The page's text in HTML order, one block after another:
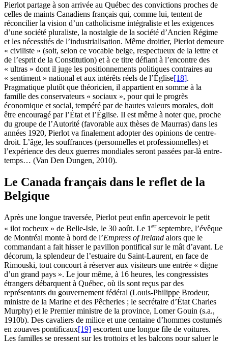
Pierlot partage à son arrivée au Québec des convictions proches de
celles de maints Canadiens français qui, comme lui, tentent de
réconcilier la vision d’un catholicisme intégraliste et les exigences
d’une société pluraliste, la nostalgie de la société d’Ancien Régime
et les nécessités de l’industrialisation. Même droitier, Pierlot demeure
« civiliste » (soit, selon ce vocable belge, respectueux de la lettre et
de l’esprit de la Constitution) et à ce titre défiant à l’encontre des
« ultras » dont il juge les positionnements politiques contraires au
« sentiment » national et aux intérêts réels de l’Église[18].
Pragmatique plutôt que théoricien, il appartient en somme à la
famille des conservateurs « sociaux », pour qui le progrès
économique et social, tempéré par de hautes valeurs morales, doit
être encouragé par l’État et l’Église. Il est même à noter que, proche
du groupe de l’Autorité (favorable aux thèses de Maurras) dans les
années 1920, Pierlot va finalement adopter des opinions de centre-
droit. L’âge, les souffrances (personnelles et professionnelles) et
l’expérience des deux guerres mondiales seront passées par-là entre-
temps… (Van Den Dungen, 2010).
Le Canada français dans le reflet de la
Belgique
Après une longue traversée, Pierlot peut enfin apercevoir le petit
« ilot rocheux » de Belle-Isle, le 30 août. Le 1erseptembre, l’évêque
de Montréal monte à bord de l’Empress of Ireland alors que le
commandant a fait hisser le pavillon pontifical sur le mât d’avant. Le
décorum, la splendeur de l’estuaire du Saint-Laurent, en face de
Rimouski, tout concourt à réserver aux visiteurs une entrée « digne
d’un grand pays ». Le jour même, à 16 heures, les congressistes
étrangers débarquent à Québec, où ils sont reçus par des
représentants du gouvernement fédéral (Louis-Philippe Brodeur,
ministre de la Marine et des Pêcheries ; le secrétaire d’État Charles
Murphy) et le Premier ministre de la province, Lomer Gouin (s.a.,
1910b). Des cavaliers de milice et une centaine d’hommes costumés
en zouaves pontificaux[19] escortent une longue file de voitures.
Les familles se pressent sur les trottoirs et les balcons pour saluer le